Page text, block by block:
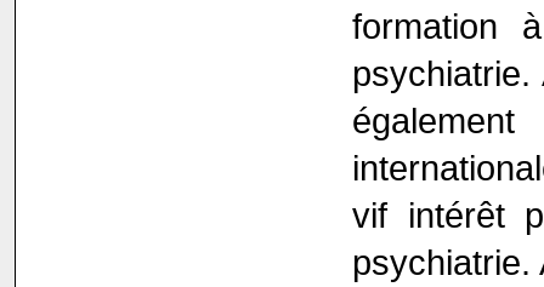
formation
vif intérêt